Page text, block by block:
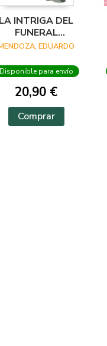
LA INTRIGA DEL
FUNERAL
EDUARDO
Disponible para envío
20,90 €
Comprar